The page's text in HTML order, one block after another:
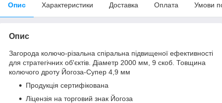
Опис Характеристики Доставка Оплата Умови
Опис
Загорода колючо-різальна спіральна підвищеної ефективності
для стратегічних об'єктів. Діаметр 2000 мм, 9 скоб. Товщина
колючого дроту Йогоза-Супер 4,9 мм
Продукція сертифікована
Ліцензія на торговий знак Йогоза